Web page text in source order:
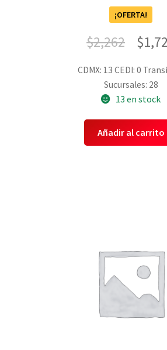
¡OFERTA!
$2,262 $
CDMX: 13 CEDI: 0
Sucursales: 28
13 en stock
Añadir al carrito